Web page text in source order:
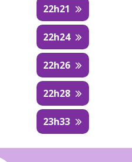
22h21
22h24
22h26
22h28
23h33